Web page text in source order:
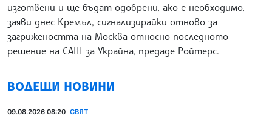
изготвени и ще бъдат одобрени, ако е необходимо,
заяви днес Кремъл, сигнализирайки отново за
загрижеността на Москва относно последното
решение на САЩ за Украйна, предаде Ройтерс.
ВОДЕЩИ НОВИНИ
09.08.2026 08:20 СВЯТ